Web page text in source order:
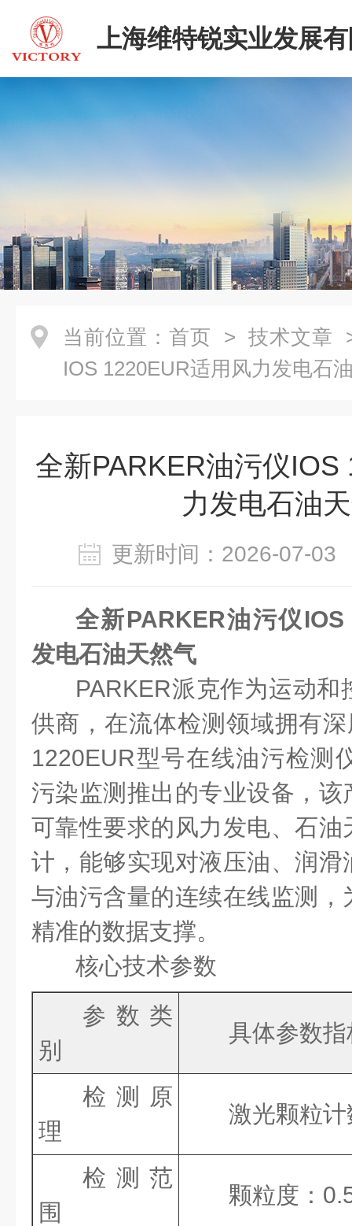
上海维特锐实业发展
当前位置： 首页 > 技术文章
IOS 1220EUR适用风力发电石
全新PARKER油污仪IOS
力发电石油
更新时间：2026-07-
全新PARKER油污仪
发电石油天然气
PARKER派克作为运动和
供商，在流体检测领域拥有
1220EUR型号在线油污检测
污染监测推出的专业设备，
可靠性要求的风力发电、石
计，能够实现对液压油、润
与油污含量的连续在线监测
精准的数据支撑。
核心技术参数
参数类
别
具体参数指
检测原
理
激光颗粒
检测范
围
颗粒度：